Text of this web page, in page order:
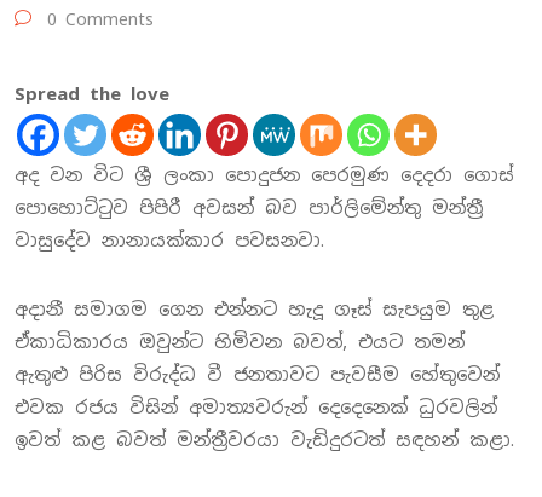
0 Comments
Spread the love
අද වන විට ශ්‍රී ලංකා පොදුජන පෙරමුණ දෙදරා ගොස්
පොහොට්ටුව පිපිරී අවසන් බව පාර්ලිමේන්තු මන්ත්‍රී
වාසුදේව නානායක්කාර පවසනවා.
අදානී සමාගම ගෙන එන්නට හැදූ ගෑස් සැපයුම තුළ
ඒකාධිකාරය ඔවුන්ට හිමිවන බවත්, එයට තමන්
ඇතුළු පිරිස විරුද්ධ වී ජනතාවට පැවසීම හේතුවෙන්
එවක රජය විසින් අමාත්‍යවරුන් දෙදෙනෙක් ධුරවලින්
ඉවත් කළ බවත් මන්ත්‍රීවරයා වැඩිදුරටත් සඳහන් කළා.